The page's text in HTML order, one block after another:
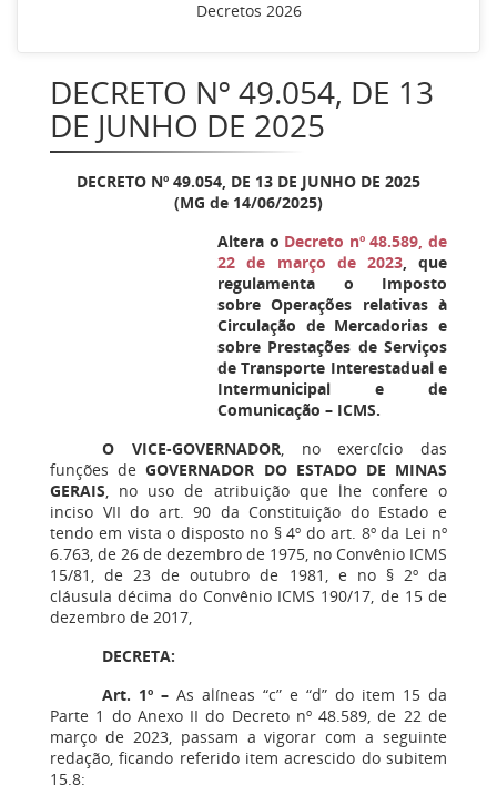
Decretos 2026
DECRETO Nº 49.054, DE 13
DE JUNHO DE 2025
DECRETO Nº 49.054, DE 13 DE JUNHO DE 2025
(MG de 14/06/2025)
Altera o Decreto nº 48.589, de
22 de março de 2023, que
regulamenta o Imposto
sobre Operações relativas à
Circulação de Mercadorias e
sobre Prestações de Serviços
de Transporte Interestadual e
Intermunicipal e de
Comunicação – ICMS.
O VICE-GOVERNADOR, no exercício das
funções deGOVERNADOR DO ESTADO DE MINAS
GERAIS, no uso de atribuição que lhe confere o
inciso VII do art. 90 da Constituição do Estado e
tendo em vista o disposto no § 4º do art. 8º da Lei nº
6.763, de 26 de dezembro de 1975, no Convênio ICMS
15/81, de 23 de outubro de 1981, e no § 2º da
cláusula décima do Convênio ICMS 190/17, de 15 de
dezembro de 2017,
DECRETA:
Art. 1º – As alíneas “c” e “d” do item 15 da
Parte 1 do Anexo II do Decreto nº 48.589, de 22 de
março de 2023, passam a vigorar com a seguinte
redação, ficando referido item acrescido do subitem
15.8: